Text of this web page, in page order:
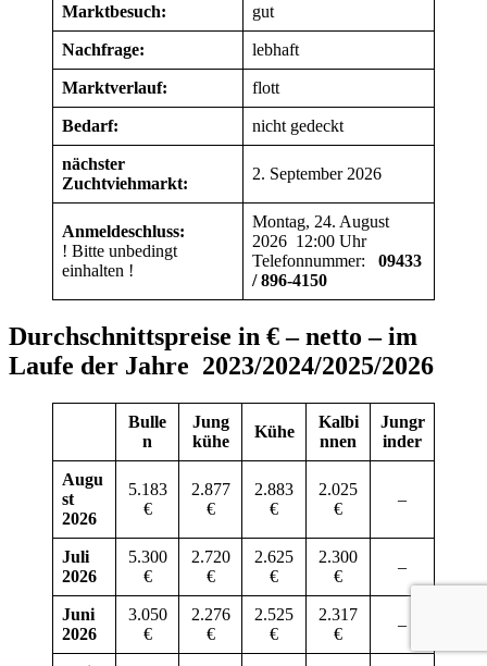
Marktbesuch: gut
Nachfrage: lebhaft
Marktverlauf: flott
Bedarf: nicht gedeckt
nächster
Zuchtviehmarkt:
2. September 2026
Anmeldeschluss:
! Bitte unbedingt
einhalten !
Montag, 24. August
2026 12:00 Uhr
Telefonnummer: 09433
/ 896-4150
Durchschnittspreise in € – netto – im
Laufe der Jahre 2023/2024/2025/2026
Bulle
n
Jung
kühe
Kühe
Kalbi
nnen
Jungr
inder
Augu
st
2026
5.183
€
2.877
€
2.883
€
2.025
€
–
Juli
2026
5.300
€
2.720
€
2.625
€
2.300
€
–
Juni
2026
3.050
€
2.276
€
2.525
€
2.317
€
–